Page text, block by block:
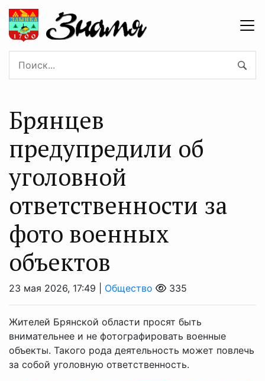
Брянцев
предупредили об
уголовной
ответственности за
фото военных
объектов
23 мая 2026, 17:49 | Общество 335
Жителей Брянской области просят быть
внимательнее и не фотографировать военные
объекты. Такого рода деятельность может повлечь
за собой уголовную ответственность.